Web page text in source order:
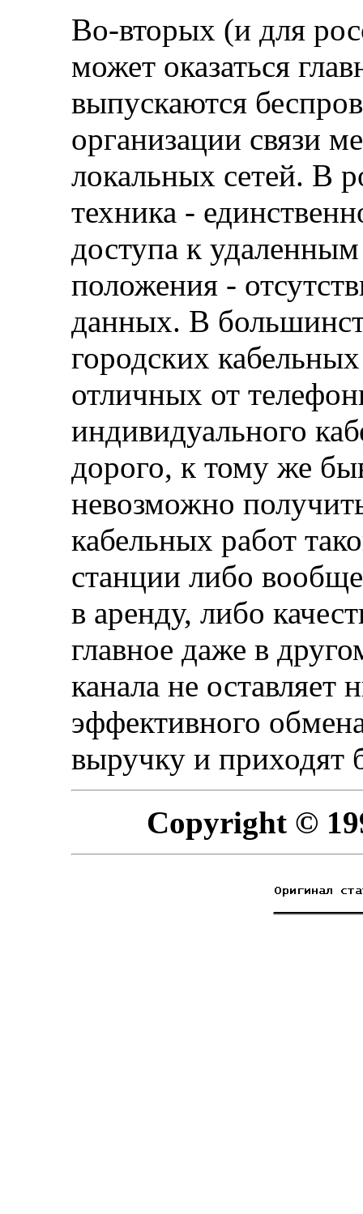
Во-вторых (и для
может оказаться
выпускаются
организации связи
локальных сетей. В
техника -
доступа к
положения -
данных. В
городских
отличных от
индивидуального
дорого, к тому же
невозможно
кабельных работ
станции либо
в аренду, либо
главное даже в
канала не
эффективного
выручку и приходят
Copyright ©